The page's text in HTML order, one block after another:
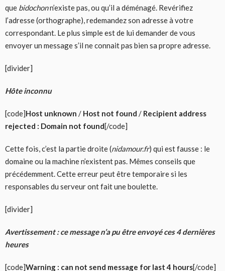
que bidochonn’existe pas, ou qu’il a déménagé. Revérifiez
l’adresse (orthographe), redemandez son adresse à votre
correspondant. Le plus simple est de lui demander de vous
envoyer un message s’il ne connait pas bien sa propre adresse.
[divider]
Hôte inconnu
[code]Host unknown / Host not found / Recipient address
rejected : Domain not found[/code]
Cette fois, c’est la partie droite (nidamour.fr) qui est fausse : le
domaine ou la machine n’existent pas. Mêmes conseils que
précédemment. Cette erreur peut être temporaire si les
responsables du serveur ont fait une boulette.
[divider]
Avertissement : ce message n’a pu être envoyé ces 4 dernières
heures
[code]Warning : can not send message for last 4 hours[/code]